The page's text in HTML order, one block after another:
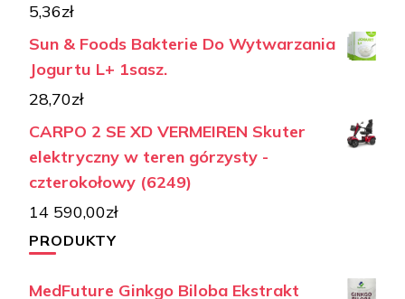
5,36zł
Sun & Foods Bakterie Do Wytwarzania
Jogurtu L+ 1sasz.
28,70zł
CARPO 2 SE XD VERMEIREN Skuter
elektryczny w teren górzysty -
czterokołowy (6249)
14 590,00zł
PRODUKTY
MedFuture Ginkgo Biloba Ekstrakt